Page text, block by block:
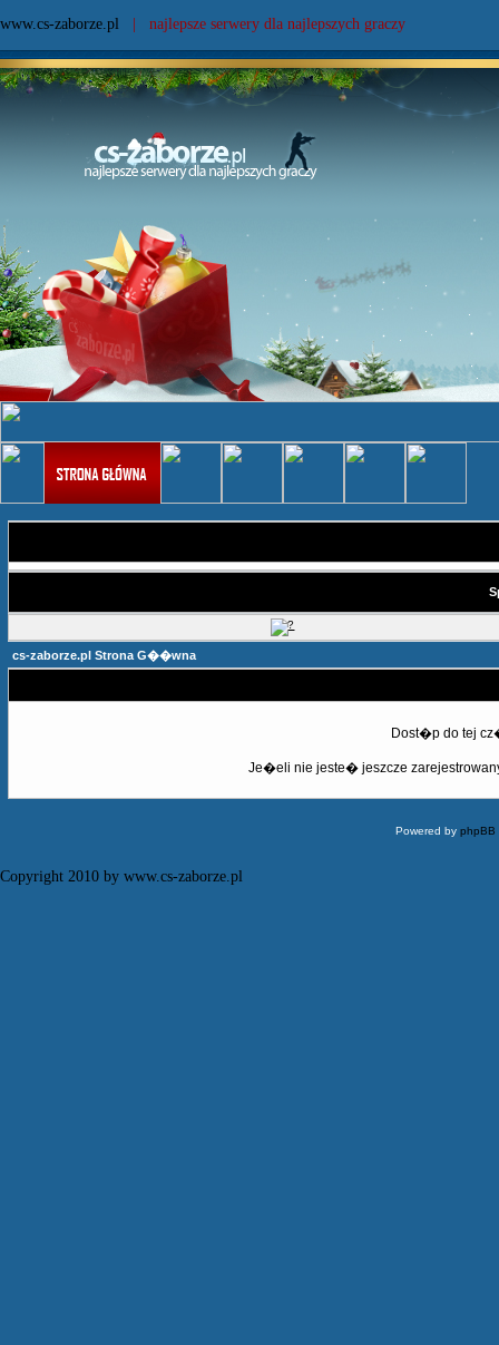
www.cs-zaborze.pl | najlepsze serwery dla najlepszych graczy
cs-zaborze.pl Strona G��wna
Dost�p do tej
Je�eli nie jeste� jeszcze
Powered byphpBB
Copyright 2010 by www.cs-zaborze.pl